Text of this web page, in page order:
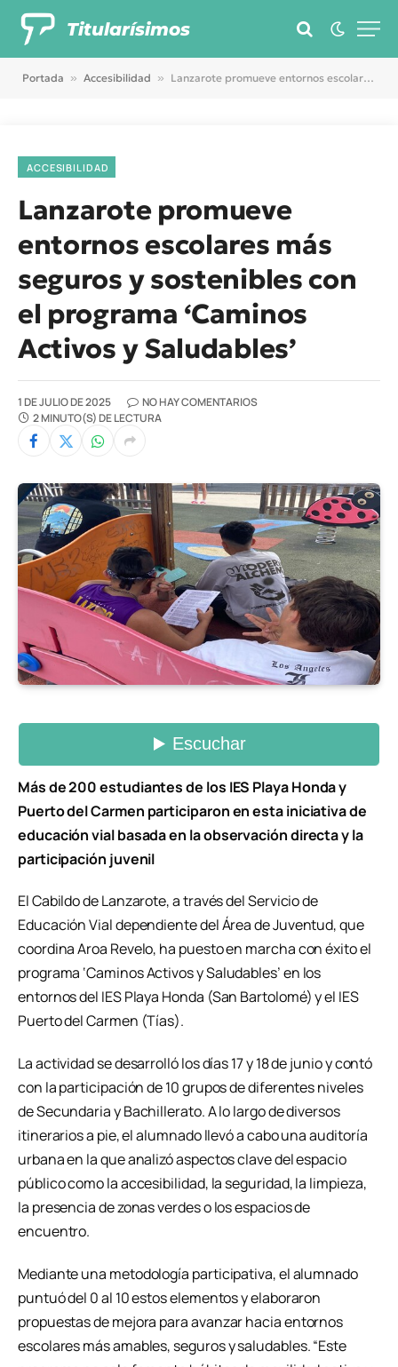
Titularísimos
Portada » Accesibilidad » Lanzarote promueve entornos escolares más seguros y sostenibles con el programa ‘Caminos Activos y Saludables’
ACCESIBILIDAD
Lanzarote promueve
entornos escolares más
seguros y sostenibles con
el programa ‘Caminos
Activos y Saludables’
1 DE JULIO DE 2025
NO HAY COMENTARIOS
2 MINUTO(S) DE LECTURA
Más de 200 estudiantes de los IES Playa Honda y
Puerto del Carmen participaron en esta iniciativa de
educación vial basada en la observación directa y la
participación juvenil
El Cabildo de Lanzarote, a través del Servicio de
Educación Vial dependiente del Área de Juventud, que
coordina Aroa Revelo, ha puesto en marcha con éxito el
programa ‘Caminos Activos y Saludables’ en los
entornos del IES Playa Honda (San Bartolomé) y el IES
Puerto del Carmen (Tías).
La actividad se desarrolló los días 17 y 18 de junio y contó
con la participación de 10 grupos de diferentes niveles
de Secundaria y Bachillerato. A lo largo de diversos
itinerarios a pie, el alumnado llevó a cabo una auditoría
urbana en la que analizó aspectos clave del espacio
público como la accesibilidad, la seguridad, la limpieza,
la presencia de zonas verdes o los espacios de
encuentro.
Mediante una metodología participativa, el alumnado
puntuó del 0 al 10 estos elementos y elaboraron
propuestas de mejora para avanzar hacia entornos
escolares más amables, seguros y saludables. “Este